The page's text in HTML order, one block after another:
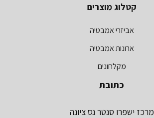
קטלוג מוצרים
אביזרי אמבטיה
ארונות אמבטיה
מקלחונים
כתובת
מרכז ישפרו סנטר נס ציונה